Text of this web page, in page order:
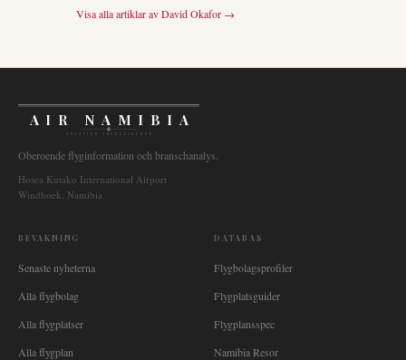
Visa alla artiklar avDavid Okafor →
AIR NAMIBIA
AVIATION INTELLIGENCE
Oberoende flyginformation och branschanalys.
Hosea Kutako International Airport
Windhoek, Namibia
BEVAKNING
Senaste nyheterna
Alla flygbolag
Alla flygplatser
Alla flygplan
DATABAS
Flygbolagsprofiler
Flygplatsguider
Flygplansspec
Namibia Resor